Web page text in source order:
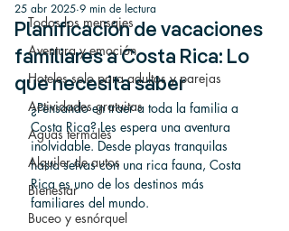
Todos los mensajes
Aventura y emoción
Hoteles solo para adultos y parejas
Actividades gratuitas
Aguas termales
Alquiler de autos
Bienestar
Buceo y esnórquel
Planificación de vacaciones
familiares a Costa Rica: Lo
que necesita saber
25 abr 2025 9 min de lectura
¿Pensando en traer a toda la familia a
Costa Rica? Les espera una aventura
inolvidable. Desde playas tranquilas
hasta selvas con una rica fauna, Costa
Rica es uno de los destinos más
familiares del mundo.